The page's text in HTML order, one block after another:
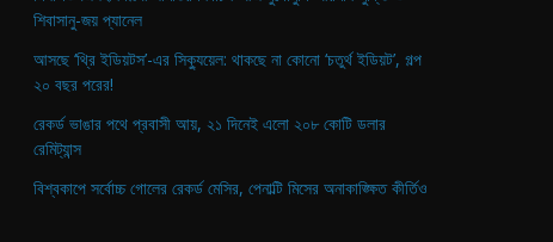
শিবাসানু-জয় প্যানেল
আসছে ‘থ্রি ইডিয়টস’-এর সিক্যুয়েল: থাকছে না কোনো ‘চতুর্থ ইডিয়ট’, গল্প
২০ বছর পরের!
রেকর্ড ভাঙার পথে প্রবাসী আয়, ২১ দিনেই এলো ২০৮ কোটি ডলার
রেমিট্যান্স
বিশ্বকাপে সর্বোচ্চ গোলের রেকর্ড মেসির, পেনাল্টি মিসের অনাকাঙ্ক্ষিত কীর্তিও